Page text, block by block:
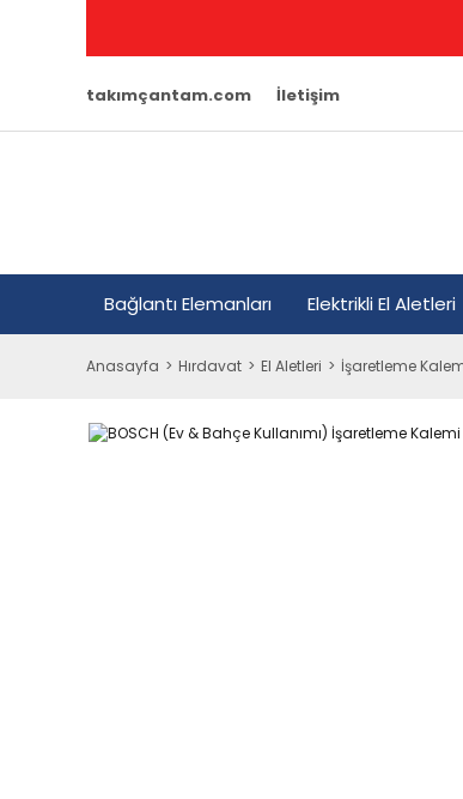
takımçantam.com İletişim
Bağlantı Elemanları Elektrikli El Aletleri
Anasayfa Hırdavat El Aletleri İşaretleme